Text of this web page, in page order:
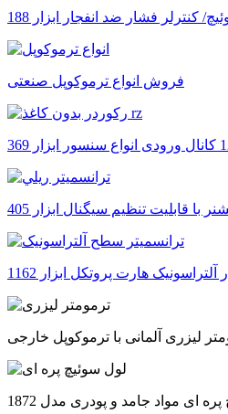
کنترلر فشار ضد انفجار ابزار 188
فروش انواع ترموکوپل صنعتی
با قابلیت تنظیم سیگنال ابزار 405
هارت پروتکل ابزار 1162
ای مواد جامد و پودری مدل 1872